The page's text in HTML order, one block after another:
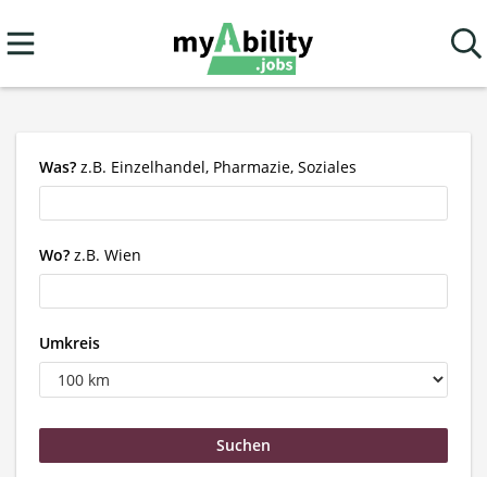
Was? z.B. Einzelhandel, Pharmazie, Soziales
Wo? z.B. Wien
Umkreis